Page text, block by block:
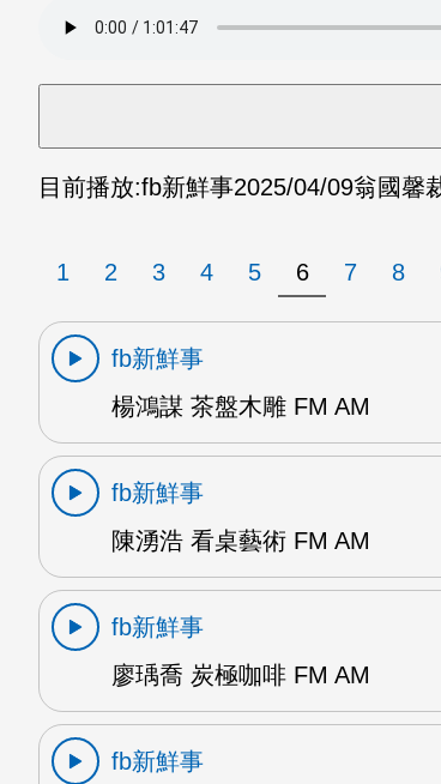
目前播放:fb新鮮事2025/04/09翁國馨
1 2 3 4 5 6 7 8
fb新鮮事
楊鴻謀 茶盤木雕 FM AM
fb新鮮事
陳湧浩 看桌藝術 FM AM
fb新鮮事
廖瑀喬 炭極咖啡 FM AM
fb新鮮事